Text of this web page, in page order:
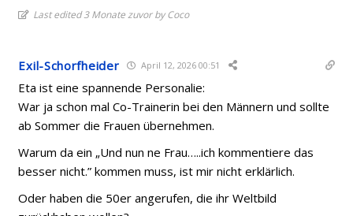
Last edited 3 Monate zuvor by Coco
Exil-Schorfheider April 12, 2026 00:51
Eta ist eine spannende Personalie:
War ja schon mal Co-Trainerin bei den Männern und sollte
ab Sommer die Frauen übernehmen.
Warum da ein „Und nun ne Frau…..ich kommentiere das
besser nicht.” kommen muss, ist mir nicht erklärlich.
Oder haben die 50er angerufen, die ihr Weltbild